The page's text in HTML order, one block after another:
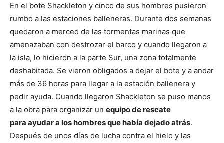
En el bote Shackleton y cinco de sus hombres pusieron
rumbo a las estaciones balleneras. Durante dos semanas
quedaron a merced de las tormentas marinas que
amenazaban con destrozar el barco y cuando llegaron a
la isla, lo hicieron a la parte Sur, una zona totalmente
deshabitada. Se vieron obligados a dejar el bote y a andar
más de 36 horas para llegar a la estación ballenera y
pedir ayuda. Cuando llegaron Shackleton se puso manos
a la obra para organizar un equipo de rescate
para ayudar a los hombres que había dejado atrás.
Después de unos días de lucha contra el hielo y las